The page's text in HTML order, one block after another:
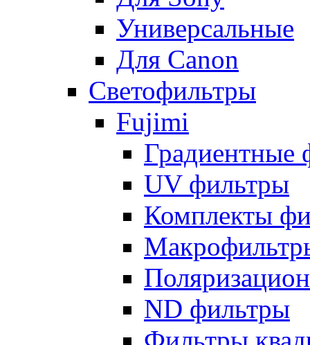
Универсальные
Для Canon
Светофильтры
Fujimi
Градиентные
UV фильтры
Комплекты
ND фильтры